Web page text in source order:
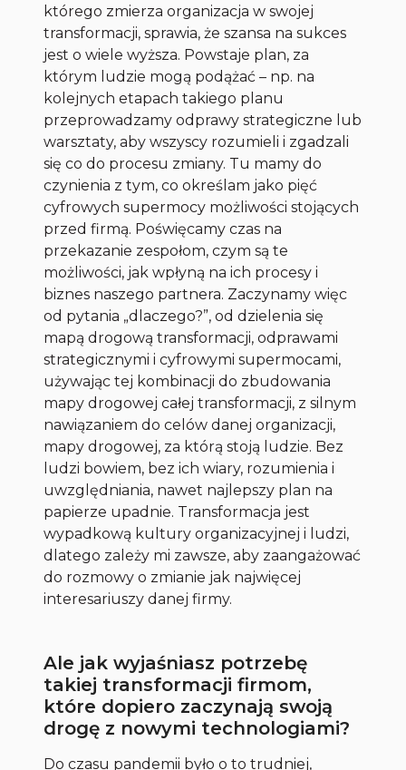
którego zmierza organizacja w swojej
transformacji, sprawia, że szansa na sukces
jest o wiele wyższa. Powstaje plan, za
którym ludzie mogą podążać – np. na
kolejnych etapach takiego planu
przeprowadzamy odprawy strategiczne lub
warsztaty, aby wszyscy rozumieli i zgadzali
się co do procesu zmiany. Tu mamy do
czynienia z tym, co określam jako pięć
cyfrowych supermocy możliwości stojących
przed firmą. Poświęcamy czas na
przekazanie zespołom, czym są te
możliwości, jak wpłyną na ich procesy i
biznes naszego partnera. Zaczynamy więc
od pytania „dlaczego?”, od dzielenia się
mapą drogową transformacji, odprawami
strategicznymi i cyfrowymi supermocami,
używając tej kombinacji do zbudowania
mapy drogowej całej transformacji, z silnym
nawiązaniem do celów danej organizacji,
mapy drogowej, za którą stoją ludzie. Bez
ludzi bowiem, bez ich wiary, rozumienia i
uwzględniania, nawet najlepszy plan na
papierze upadnie. Transformacja jest
wypadkową kultury organizacyjnej i ludzi,
dlatego zależy mi zawsze, aby zaangażować
do rozmowy o zmianie jak najwięcej
interesariuszy danej firmy.
Ale jak wyjaśniasz potrzebę
takiej transformacji firmom,
które dopiero zaczynają swoją
drogę z nowymi technologiami?
Do czasu pandemii było o to trudniej,